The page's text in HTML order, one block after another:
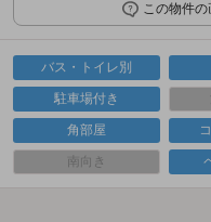
この物件
バス・トイレ別
駐車場付き
角部屋
南向き